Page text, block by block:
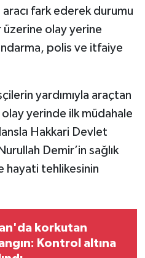
fark ederek durumu
olay yerine
polis ve itfaiye
yardımıyla araçtan
olay yerinde ilk müdahale
Hakkari Devlet
Demir’in sağlık
hayati tehlikesinin
korkutan
Kontrol altına